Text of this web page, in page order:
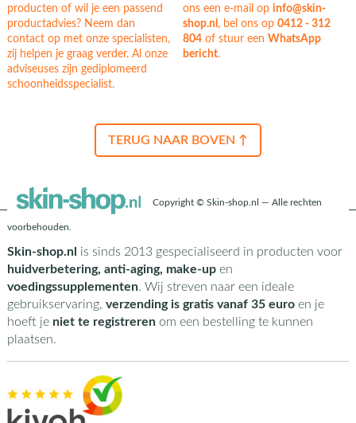
producten of wil je een passend
productadvies? Neem dan
contact op met onze specialisten,
zij helpen je graag verder. Al onze
adviseuses zijn gediplomeerd
schoonheidsspecialist.
ons een e-mail op info@skin-
shop.nl, bel ons op0412 - 312
804 of stuur eenWhatsApp
bericht.
TERUG NAAR BOVEN ↑
Copyright © Skin-shop.nl — Alle rechten
voorbehouden.
Skin-shop.nl is sinds 2013 gespecialiseerd in producten voor
huidverbetering, anti-aging, make-upen
voedingssupplementen. Wij streven naar een ideale
gebruikservaring, verzending is gratis vanaf 35 euroen je
hoeft je niet te registrerenom een bestelling te kunnen
plaatsen.